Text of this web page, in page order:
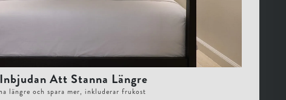
Att Stanna Längre
längre och spara mer, inkluderar frukost